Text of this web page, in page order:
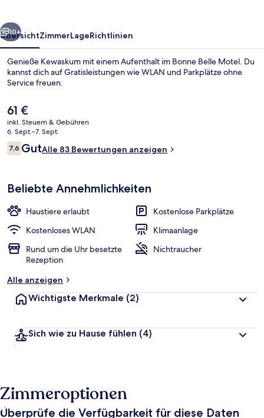
Weiter
10+
ÜbersichtZimmerLageRichtlinien
Genieße Kewaskum mit einem Aufenthalt im Bonne Belle Motel. Du
kannst dich auf Gratisleistungen wie WLAN und Parkplätze ohne
Service freuen.
Der
aktuelle
Preis
beträgt
61 €.
61 €
inkl. Steuern & Gebühren
6. Sept.–7. Sept.
Bewertungen
7,67,6 von 10.
GutAlle 83 Bewertungen anzeigen
Beliebte Annehmlichkeiten
Haustiere erlaubt
Kostenlose Parkplätze
Kostenloses WLAN
Klimaanlage
Rund um die Uhr besetzte
Rezeption
Nichtraucher
Alle anzeigen
Wichtigste Merkmale (2)
Sich wie zu Hause fühlen (4)
Zimmeroptionen
Überprüfe die Verfügbarkeit für diese Daten